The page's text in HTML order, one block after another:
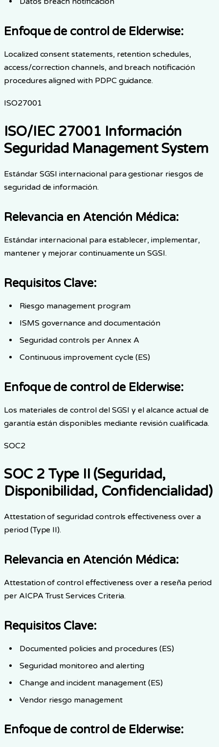
Enfoque de control de Elderwise:
Localized consent statements, retention schedules,
access/correction channels, and breach notificación
procedures aligned with PDPC guidance.
ISO27001
ISO/IEC 27001 Información
Seguridad Management System
Estándar SGSI internacional para gestionar riesgos de
seguridad de información.
Relevancia en Atención Médica:
Estándar internacional para establecer, implementar,
mantener y mejorar continuamente un SGSI.
Requisitos Clave:
Riesgo management program
ISMS governance and documentación
Seguridad controls per Annex A
Continuous improvement cycle (ES)
Enfoque de control de Elderwise:
Los materiales de control del SGSI y el alcance actual de
garantía están disponibles mediante revisión cualificada.
SOC2
SOC 2 Type II (Seguridad,
Disponibilidad, Confidencialidad)
Attestation of seguridad controls effectiveness over a
period (Type II).
Relevancia en Atención Médica:
Attestation of control effectiveness over a reseña period
per AICPA Trust Services Criteria.
Requisitos Clave:
Documented policies and procedures (ES)
Seguridad monitoreo and alerting
Change and incident management (ES)
Vendor riesgo management
Enfoque de control de Elderwise: